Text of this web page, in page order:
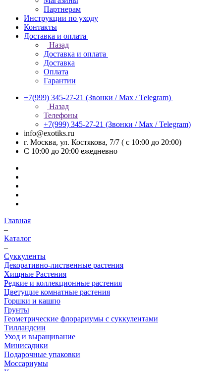
Партнерам
Инструкции по уходу
Контакты
Доставка и оплата
Назад
Доставка и оплата
Доставка
Оплата
Гарантии
+7(999) 345-27-21 (Звонки / Max / Telegram)
Назад
Телефоны
+7(999) 345-27-21 (Звонки / Max / Telegram)
info@exotiks.ru
г. Москва, ул. Костякова, 7/7 ( с 10:00 до 20:00)
С 10:00 до 20:00 ежедневно
Главная
–
Каталог
–
Суккуленты
Декоративно-лиственные растения
Хищные Растения
Редкие и коллекционные растения
Цветущие комнатные растения
Горшки и кашпо
Грунты
Геометрические флорариумы с суккулентами
Тилландсии
Уход и выращивание
Минисадики
Подарочные упаковки
Моссариумы